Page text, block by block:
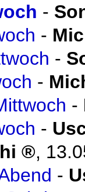
-
-
-
-
-
-
,
-